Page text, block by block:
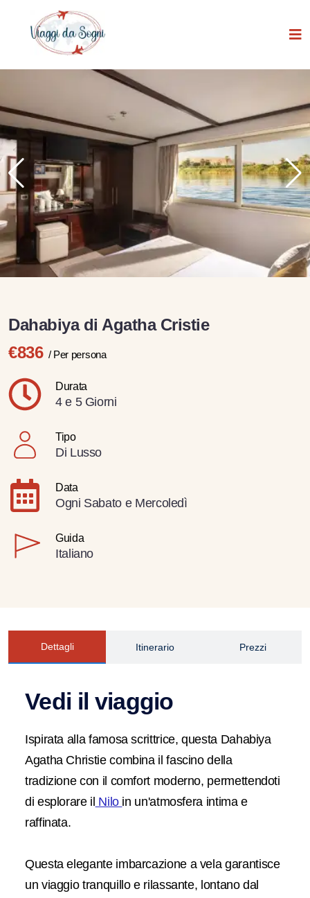
Dahabiya di Agatha Cristie
€836 / Per persona
Durata
4 e 5 Giorni
Tipo
Di Lusso
Data
Ogni Sabato e Mercoledì
Guida
Italiano
Dettagli Itinerario Prezzi
Vedi il viaggio
Ispirata alla famosa scrittrice, questa Dahabiya
Agatha Christie combina il fascino della
tradizione con il comfort moderno, permettendoti
di esplorare il Nilo in un'atmosfera intima e
raffinata.
Questa elegante imbarcazione a vela garantisce
un viaggio tranquillo e rilassante, lontano dal